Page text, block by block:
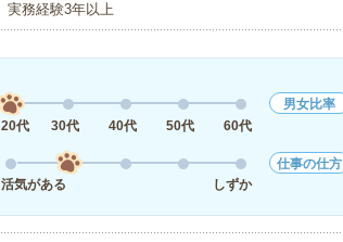
実務経験3年以上
20代
30代 40代 50代 60代
男女比率
活気がある
しずか
仕事の仕方